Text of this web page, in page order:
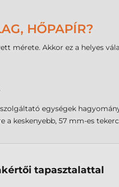
HŐPAPÍR?
mérete. Akkor ez a helyes
egységek
a keskenyebb, 57 mm-es
tapasztalattal